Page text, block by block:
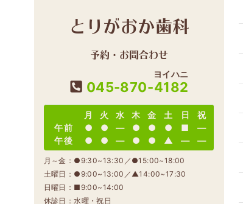
とりがおか歯科
予約・お問合わせ
045-870-4182
ヨイハニ
月 火 水 木 金 土 日
祝
午前
● ● ― ● ● ● ■
―
午後
● ● ― ● ● ▲ ― ―
月～金：●9:30~13:30／●15:00~18:00
土曜日：●9:00~13:00／▲14:00~17:30
日曜日：■9:00~14:00
休診日：水曜・祝日